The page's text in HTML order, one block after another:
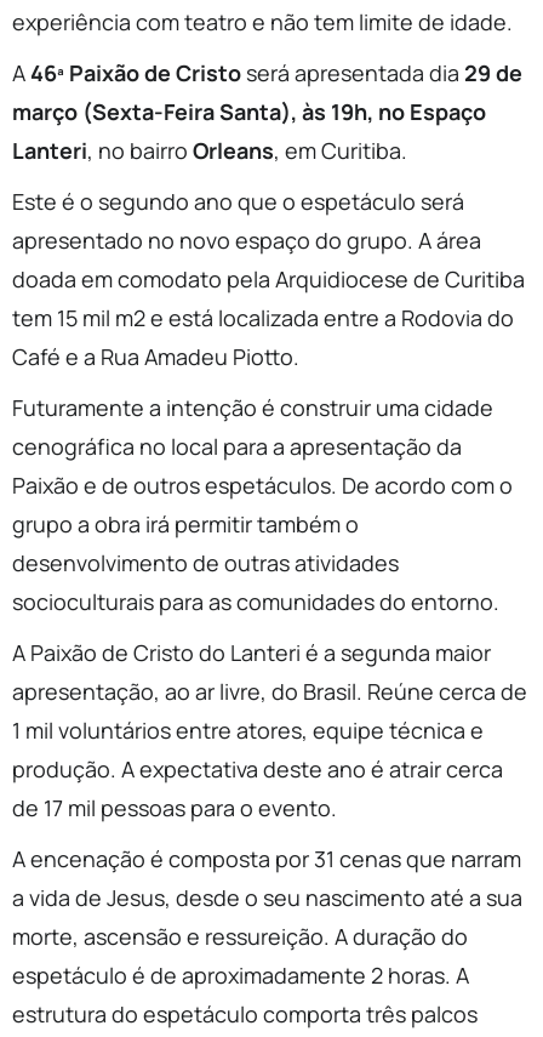
experiência com teatro e não tem limite de idade.
A 46ª Paixão de Cristo será apresentada dia 29 de
março (Sexta-Feira Santa), às 19h, no Espaço
Lanteri, no bairro Orleans, em Curitiba.
Este é o segundo ano que o espetáculo será
apresentado no novo espaço do grupo. A área
doada em comodato pela Arquidiocese de Curitiba
tem 15 mil m2 e está localizada entre a Rodovia do
Café e a Rua Amadeu Piotto.
Futuramente a intenção é construir uma cidade
cenográfica no local para a apresentação da
Paixão e de outros espetáculos. De acordo com o
grupo a obra irá permitir também o
desenvolvimento de outras atividades
socioculturais para as comunidades do entorno.
A Paixão de Cristo do Lanteri é a segunda maior
apresentação, ao ar livre, do Brasil. Reúne cerca de
1 mil voluntários entre atores, equipe técnica e
produção. A expectativa deste ano é atrair cerca
de 17 mil pessoas para o evento.
A encenação é composta por 31 cenas que narram
a vida de Jesus, desde o seu nascimento até a sua
morte, ascensão e ressureição. A duração do
espetáculo é de aproximadamente 2 horas. A
estrutura do espetáculo comporta três palcos